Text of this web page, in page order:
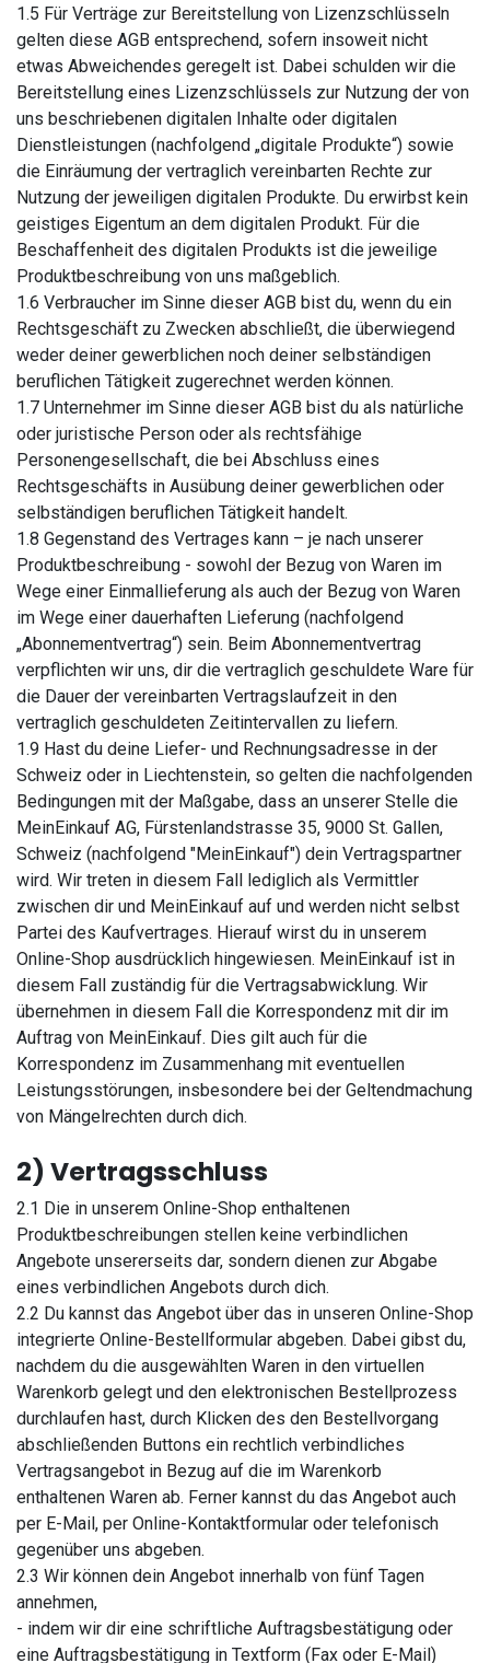
1.5 Für Verträge zur Bereitstellung von Lizenzschlüsseln
gelten diese AGB entsprechend, sofern insoweit nicht
etwas Abweichendes geregelt ist. Dabei schulden wir die
Bereitstellung eines Lizenzschlüssels zur Nutzung der von
uns beschriebenen digitalen Inhalte oder digitalen
Dienstleistungen (nachfolgend „digitale Produkte“) sowie
die Einräumung der vertraglich vereinbarten Rechte zur
Nutzung der jeweiligen digitalen Produkte. Du erwirbst kein
geistiges Eigentum an dem digitalen Produkt. Für die
Beschaffenheit des digitalen Produkts ist die jeweilige
Produktbeschreibung von uns maßgeblich.
1.6 Verbraucher im Sinne dieser AGB bist du, wenn du ein
Rechtsgeschäft zu Zwecken abschließt, die überwiegend
weder deiner gewerblichen noch deiner selbständigen
beruflichen Tätigkeit zugerechnet werden können.
1.7 Unternehmer im Sinne dieser AGB bist du als natürliche
oder juristische Person oder als rechtsfähige
Personengesellschaft, die bei Abschluss eines
Rechtsgeschäfts in Ausübung deiner gewerblichen oder
selbständigen beruflichen Tätigkeit handelt.
1.8 Gegenstand des Vertrages kann – je nach unserer
Produktbeschreibung - sowohl der Bezug von Waren im
Wege einer Einmallieferung als auch der Bezug von Waren
im Wege einer dauerhaften Lieferung (nachfolgend
„Abonnementvertrag“) sein. Beim Abonnementvertrag
verpflichten wir uns, dir die vertraglich geschuldete Ware für
die Dauer der vereinbarten Vertragslaufzeit in den
vertraglich geschuldeten Zeitintervallen zu liefern.
1.9 Hast du deine Liefer- und Rechnungsadresse in der
Schweiz oder in Liechtenstein, so gelten die nachfolgenden
Bedingungen mit der Maßgabe, dass an unserer Stelle die
MeinEinkauf AG, Fürstenlandstrasse 35, 9000 St. Gallen,
Schweiz (nachfolgend "MeinEinkauf") dein Vertragspartner
wird. Wir treten in diesem Fall lediglich als Vermittler
zwischen dir und MeinEinkauf auf und werden nicht selbst
Partei des Kaufvertrages. Hierauf wirst du in unserem
Online-Shop ausdrücklich hingewiesen. MeinEinkauf ist in
diesem Fall zuständig für die Vertragsabwicklung. Wir
übernehmen in diesem Fall die Korrespondenz mit dir im
Auftrag von MeinEinkauf. Dies gilt auch für die
Korrespondenz im Zusammenhang mit eventuellen
Leistungsstörungen, insbesondere bei der Geltendmachung
von Mängelrechten durch dich.
2) Vertragsschluss
2.1 Die in unserem Online-Shop enthaltenen
Produktbeschreibungen stellen keine verbindlichen
Angebote unsererseits dar, sondern dienen zur Abgabe
eines verbindlichen Angebots durch dich.
2.2 Du kannst das Angebot über das in unseren Online-Shop
integrierte Online-Bestellformular abgeben. Dabei gibst du,
nachdem du die ausgewählten Waren in den virtuellen
Warenkorb gelegt und den elektronischen Bestellprozess
durchlaufen hast, durch Klicken des den Bestellvorgang
abschließenden Buttons ein rechtlich verbindliches
Vertragsangebot in Bezug auf die im Warenkorb
enthaltenen Waren ab. Ferner kannst du das Angebot auch
per E-Mail, per Online-Kontaktformular oder telefonisch
gegenüber uns abgeben.
2.3 Wir können dein Angebot innerhalb von fünf Tagen
annehmen,
- indem wir dir eine schriftliche Auftragsbestätigung oder
eine Auftragsbestätigung in Textform (Fax oder E-Mail)